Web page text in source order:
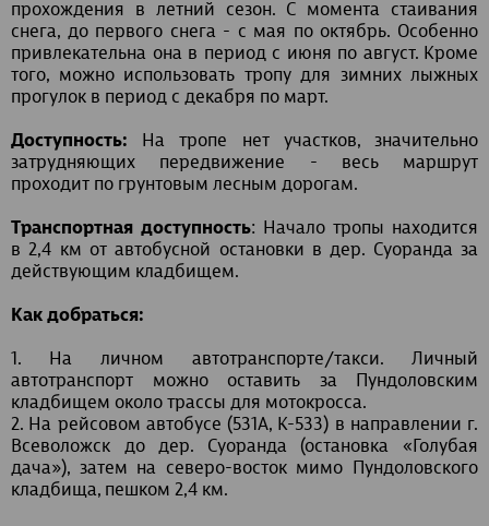
прохождения в летний сезон. С момента стаивания
снега, до первого снега - с мая по октябрь. Особенно
привлекательна она в период с июня по август. Кроме
того, можно использовать тропу для зимних лыжных
прогулок в период с декабря по март.
Доступность: На тропе нет участков, значительно
затрудняющих передвижение - весь маршрут
проходит по грунтовым лесным дорогам.
Транспортная доступность: Начало тропы находится
в 2,4 км от автобусной остановки в дер. Суоранда за
действующим кладбищем.
Как добраться:
1. На личном автотранспорте/такси. Личный
автотранспорт можно оставить за Пундоловским
кладбищем около трассы для мотокросса.
2. На рейсовом автобусе (531А, К-533) в направлении г.
Всеволожск до дер. Суоранда (остановка «Голубая
дача»), затем на северо-восток мимо Пундоловского
кладбища, пешком 2,4 км.